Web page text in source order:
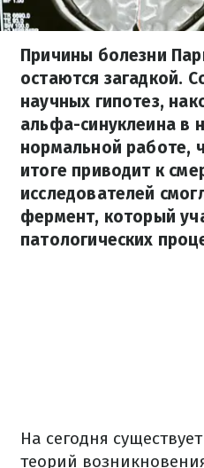
Причины болезни
остаются загадкой.
научных гипотез,
альфа-синуклеина в
нормальной работе,
итоге приводит к
исследователей
фермент, который
патологических
На сегодня
теорий